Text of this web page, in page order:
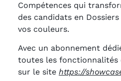
Compétences qui
des candidats en
vos couleurs.
Avec un abonnement
toutes les fonctionnalités
sur le site https://